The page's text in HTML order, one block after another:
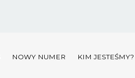
NOWY NUMER KIM JESTEŚMY?